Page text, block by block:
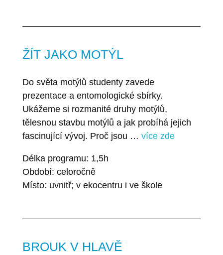
ŽÍT JAKO MOTÝL
Do světa motýlů studenty zavede
prezentace a entomologické sbírky.
Ukážeme si rozmanité druhy motýlů,
tělesnou stavbu motýlů a jak probíhá jejich
fascinující vývoj. Proč jsou … více zde
Délka programu: 1,5h
Období: celoročně
Místo: uvnitř; v ekocentru i ve škole
BROUK V HLAVĚ